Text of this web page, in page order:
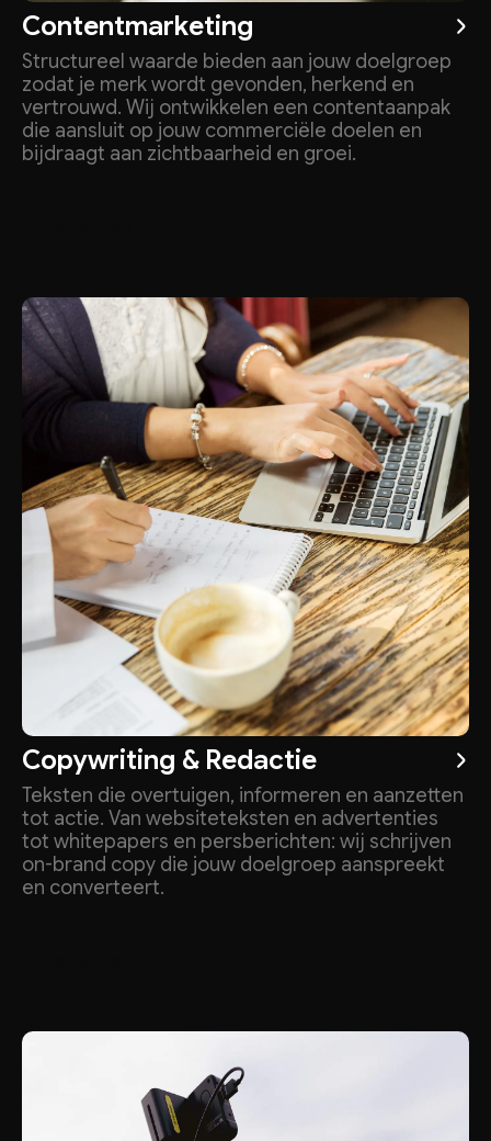
Contentmarketing
Structureel waarde bieden aan jouw doelgroep
zodat je merk wordt gevonden, herkend en
vertrouwd. Wij ontwikkelen een contentaanpak
die aansluit op jouw commerciële doelen en
bijdraagt aan zichtbaarheid en groei.
Copywriting & Redactie
Teksten die overtuigen, informeren en aanzetten
tot actie. Van websiteteksten en advertenties
tot whitepapers en persberichten: wij schrijven
on-brand copy die jouw doelgroep aanspreekt
en converteert.